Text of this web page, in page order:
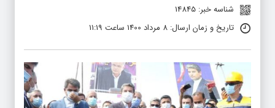
شناسه خبر: 14845
تاریخ و زمان ارسال: 8 مرداد 1400 ساعت 11:19